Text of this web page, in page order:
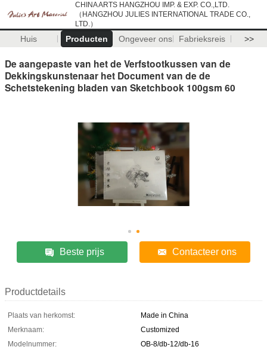
CHINA ARTS HANGZHOU IMP. & EXP. CO.,LTD.
（HANGZHOU JULIES INTERNATIONAL TRADE CO.,
LTD.）
Huis Producten Ongeveer ons Fabrieksreis >>
De aangepaste van het de Verfstootkussen van de
Dekkingskunstenaar het Document van de de
Schetstekening bladen van Sketchbook 100gsm 60
Beste prijs Contacteer ons
Productdetails
Plaats van herkomst:
Made in China
Merknaam:
Customized
Modelnummer:
OB-8/db-12/db-16